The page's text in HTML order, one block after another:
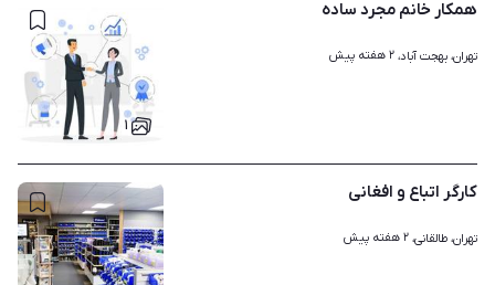
۱
همکار خانم مجرد ساده
تهران، بهجت آباد، ۲ هفته پیش
کارگر اتباع و افغانی
تهران، طالقانی، ۲ هفته پیش